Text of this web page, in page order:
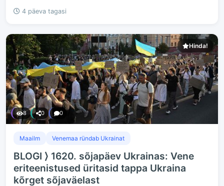
4 päeva tagasi
Hinda!
8 0 0
Maailm Venemaa ründab Ukrainat
BLOGI ⟩ 1620. sõjapäev Ukrainas: Vene
eriteenistused üritasid tappa Ukraina
kõrget sõjaväelast